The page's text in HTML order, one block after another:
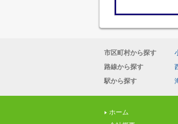
市区町村から探す
路線から探す
駅から探す
ホーム